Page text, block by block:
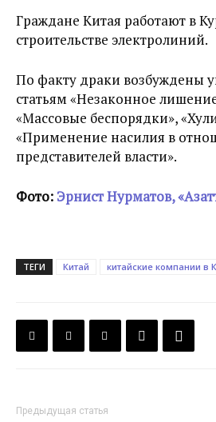
Граждане Китая работают в
строительстве электролиний.
По факту драки возбуждены
статьям «Незаконное
«Массовые беспорядки»,
«Применение насилия в
представителей власти».
Фото: Эрнист Нурматов,
ТЕГИ Китай китайские компании в
Предыдущая статья